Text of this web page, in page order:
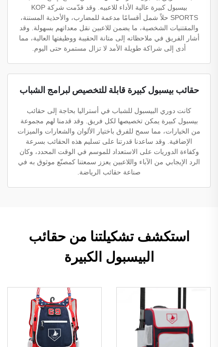
بيسبول كبيرة عالية الأداء للاعبيه. وقد قدّمت شركة KOP
SPORTS حلاً شمل أقسامًا مدعمة للمضارب، والأحذية المسننة،
والمقتنيات الشخصية، ما يضمن للاعبين نقل معداتهم بسهولة. وقد
أشار الفريق في ملاحظاته إلى متانة الحقيبة ووظيفتها العالية، مما
أدى إلى شراكة طويلة الأمد لا تزال مستمرة حتى اليوم.
حقائب بيسبول كبيرة قابلة للتخصيص لبرامج الشباب
كانت دوري البيسبول للشباب في أستراليا بحاجة إلى حقائب
بيسبول كبيرة يمكن تخصيصها لكل فريق. وقد قدمنا لهم مجموعة
من الخيارات، مما سمح للفرق باختيار الألوان والشعارات والميزات
الإضافية. وقد ساعدنا قدرتنا على تسليم هذه الحقائب بسرعة
وكفاءة الدوريات على الاستعداد للموسم في الوقت المحدد، وكان
الرد الإيجابي من الآباء واللاعبين يعزز سمعتنا كمصنّع موثوق به في
صناعة حقائب الرياضة.
استكشف تشكيلتنا من حقائب
البيسبول الكبيرة